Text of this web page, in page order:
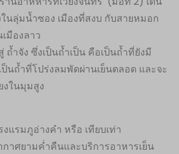
ในลุ่มน้ำซอง เมืองที่สงบ กับสายหมอก
มืองลาว
ถ้ำจัง ซึ่งเป็นถ้ำเป็น คือเป็นถ้ำที่ยังมี
นถ้ำที่โปร่งลมพัดผ่านเย็นตลอด และจะ
งในมุมสูง
งแรมภูอ่างคำ หรือ เทียบเท่า
กาศยามค่ำคืนและบริการอาหารเย็น